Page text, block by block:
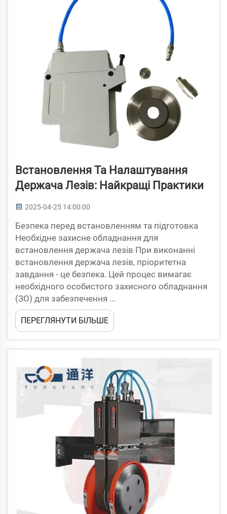
Встановлення Та Налаштування
Держача Лезів: Найкращі Практики
2025-04-25 14:00:00
Безпека перед встановленням та підготовка
Необхідне захисне обладнання для
встановлення держача лезів При виконанні
встановлення держача лезів, пріоритетна
завдання - це безпека. Цей процес вимагає
необхідного особистого захисного обладнання
(ЗО) для забезпечення ...
ПЕРЕГЛЯНУТИ БІЛЬШЕ